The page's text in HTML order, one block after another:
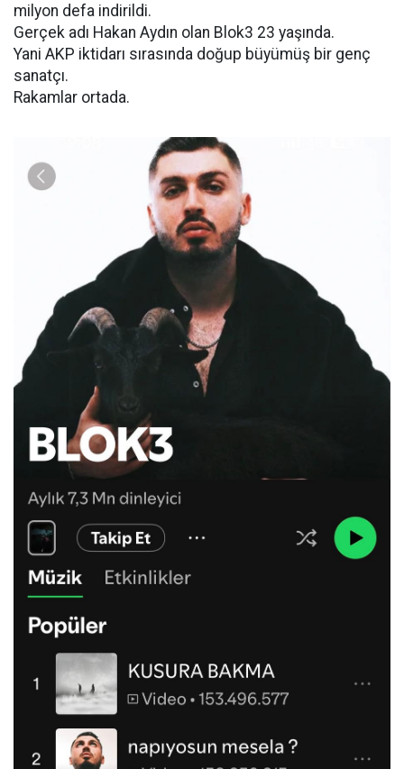
milyon defa indirildi.
Gerçek adı Hakan Aydın olan Blok3 23 yaşında.
Yani AKP iktidarı sırasında doğup büyümüş bir genç
sanatçı.
Rakamlar ortada.